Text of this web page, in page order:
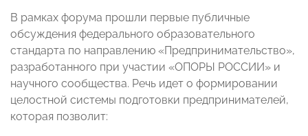
В рамках форума прошли первые публичные
обсуждения федерального образовательного
стандарта по направлению «Предпринимательство»,
разработанного при участии «ОПОРЫ РОССИИ» и
научного сообщества. Речь идет о формировании
целостной системы подготовки предпринимателей,
которая позволит: